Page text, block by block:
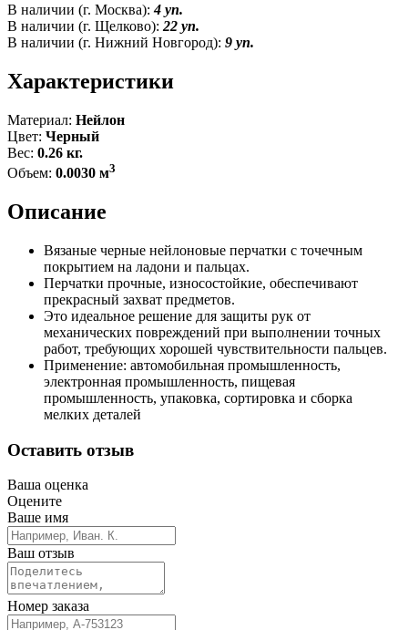
В наличии (г. Москва):4 уп.
В наличии (г. Щелково): 22 уп.
В наличии (г. Нижний Новгород): 9 уп.
Характеристики
Материал: Нейлон
Цвет: Черный
Вес: 0.26 кг.
Объем: 0.0030 м3
Описание
Вязаные черные нейлоновые перчатки с точечным
покрытием на ладони и пальцах.
Перчатки прочные, износостойкие, обеспечивают
прекрасный захват предметов.
Это идеальное решение для защиты рук от
механических повреждений при выполнении точных
работ, требующих хорошей чувствительности пальцев.
Применение: автомобильная промышленность,
электронная промышленность, пищевая
промышленность, упаковка, сортировка и сборка
мелких деталей
Оставить отзыв
Ваша оценка
Оцените
Ваше имя
Ваш отзыв
Номер заказа